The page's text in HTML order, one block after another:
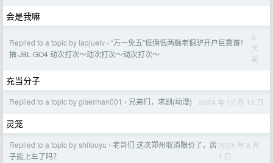
会是我嘛
Replied to a topic by laojuelv › “万一免五”低佣低两融老倔驴开户巨靠谱！
抽 JBL GO4 动次打次～动次打次～动次打次～
5
天
前
充当分子
Replied to a topic by giserman001 › 兄弟们，求剧(动漫) 2024 年 12 月 13 日
灵笼
Replied to a topic by shitouyu › 老哥们 这次郑州取消限价了，房
子能上车了吗？
2024 年 8 月
1 日